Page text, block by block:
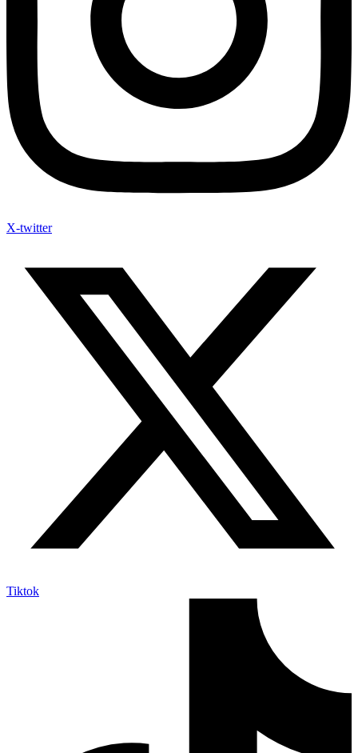
X-twitter
Tiktok